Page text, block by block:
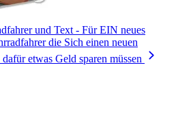
und Text - Für EIN neues
die Sich einen neuen
etwas Geld sparen müssen